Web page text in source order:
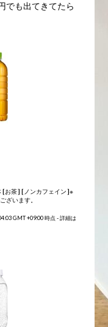
でも出てきてたら
[お茶] [ノンカフェイン]※
ざいます。
GMT +09:00 時点 -詳細は